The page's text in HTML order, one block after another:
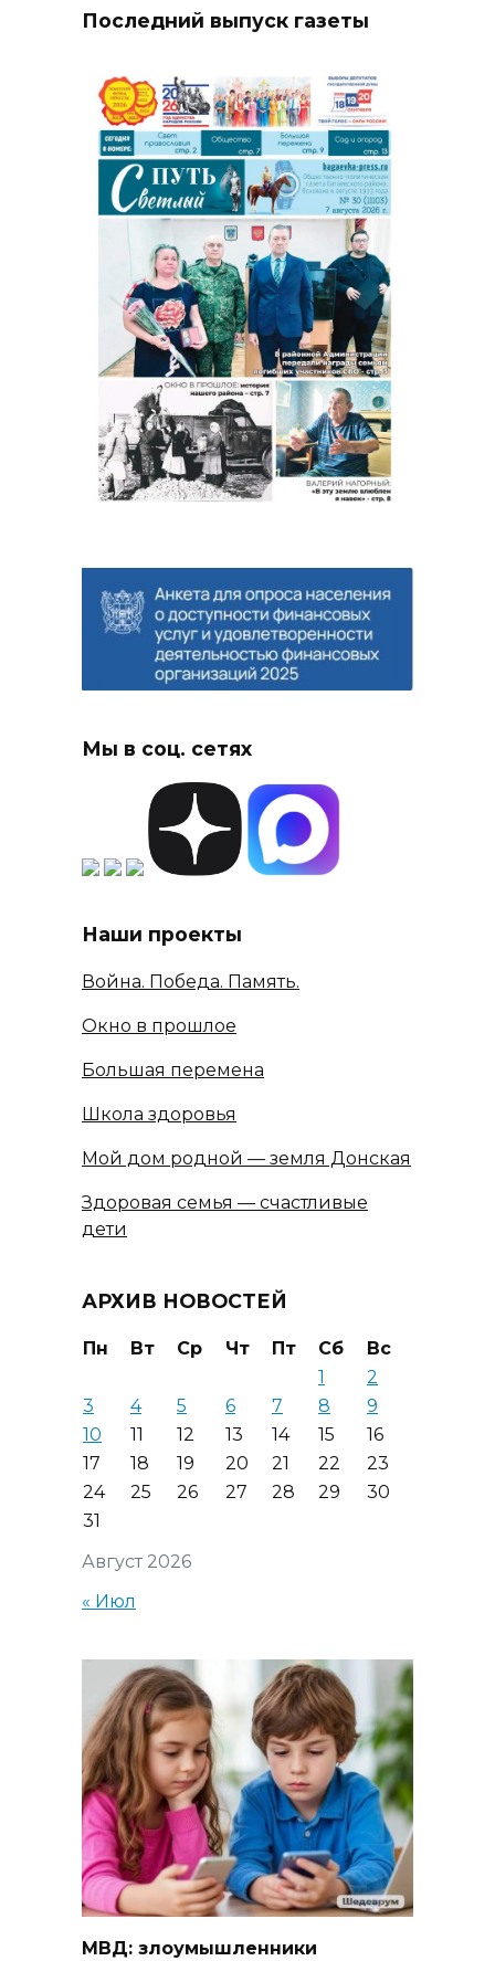
Последний выпуск газеты
Мы в соц. сетях
Наши проекты
Война. Победа. Память.
Окно в прошлое
Большая перемена
Школа здоровья
Мой дом родной — земля Донская
Здоровая семья — счастливые
дети
АРХИВ НОВОСТЕЙ
Август 2026
Пн Вт Ср Чт Пт Сб
Вс
1
2
3
4 5 6 7 8
9
10
11 12 13 14 15
16
17
18 19 20 21 22
23
24
25 26 27 28 29
30
31
« Июл
МВД: злоумышленники